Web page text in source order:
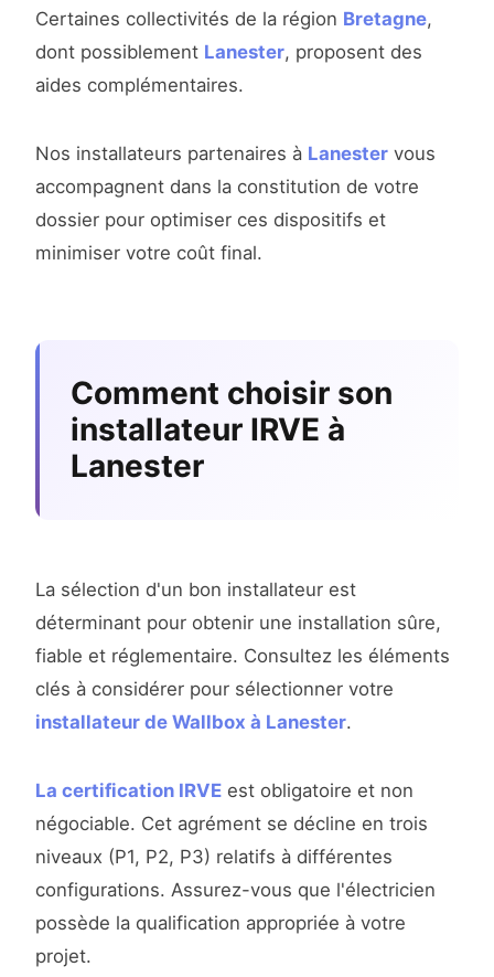
Certaines collectivités de la région Bretagne,
dont possiblement Lanester, proposent des
aides complémentaires.
Nos installateurs partenaires à Lanester vous
accompagnent dans la constitution de votre
dossier pour optimiser ces dispositifs et
minimiser votre coût final.
Comment choisir son
installateur IRVE à
Lanester
La sélection d'un bon installateur est
déterminant pour obtenir une installation sûre,
fiable et réglementaire. Consultez les éléments
clés à considérer pour sélectionner votre
installateur de Wallbox à Lanester.
La certification IRVE est obligatoire et non
négociable. Cet agrément se décline en trois
niveaux (P1, P2, P3) relatifs à différentes
configurations. Assurez-vous que l'électricien
possède la qualification appropriée à votre
projet.